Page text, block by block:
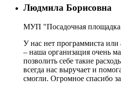
Людмила Борисовна
МУП "Посадочная площадка
У нас нет программиста
– наша организация очень
позволить себе такие
всегда нас выручает и
смогли. Огромное спасибо